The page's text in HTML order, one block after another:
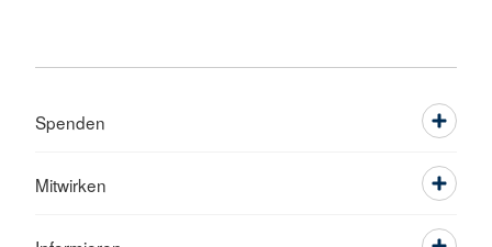
Spenden
Mitwirken